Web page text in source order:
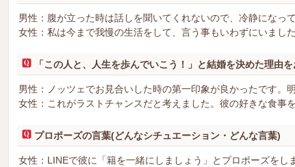
男性：腹が立った時は話しを聞いてくれないので、冷静になっ
女性：私は今まで我慢の生活をして、言う事もいわずにいまし
「この人と、人生を歩んでいこう！」と結婚を決めた理由を
男性：ノッツェでお見合いした時の第一印象が良かったです。
女性：これがラストチャンスだと考えました。彼の好きな食事
プロポーズの言葉(どんなシチュエーション・どんな言葉)
女性：LINEで彼に「籍を一緒にしましょう」とプロポーズをし